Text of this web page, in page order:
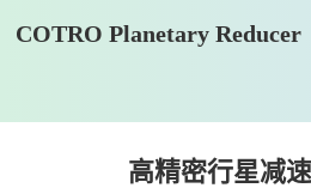
COTRO Planetary Reducer
高精密行星减